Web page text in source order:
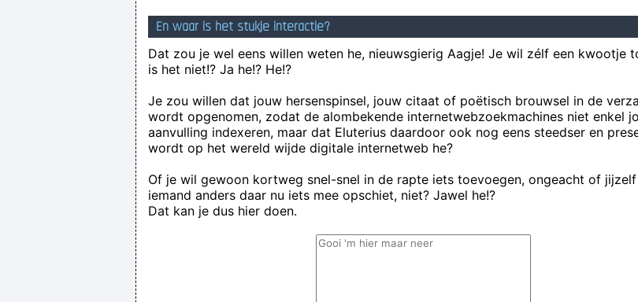
En waar is het stukje interactie?
Dat zou je wel eens willen weten he, nieuwsgierig Aagje! Je wil zélf een kwootje
is het niet!? Ja he!? He!?
Je zou willen dat jouw hersenspinsel, jouw citaat of poëtisch brouwsel in de
wordt opgenomen, zodat de alombekende internetwebzoekmachines niet enkel
aanvulling indexeren, maar dat Eluterius daardoor ook nog eens steedser en
wordt op het wereld wijde digitale internetweb he?
Of je wil gewoon kortweg snel-snel in de rapte iets toevoegen, ongeacht of
iemand anders daar nu iets mee opschiet, niet? Jawel he!?
Dat kan je dus hier doen.